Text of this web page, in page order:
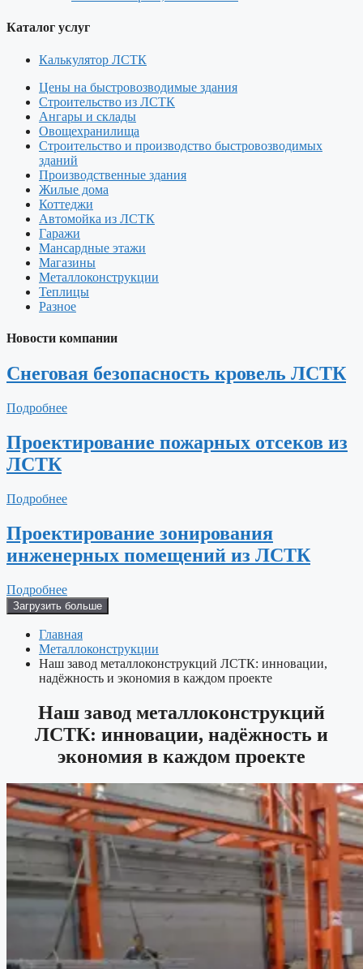
Каталог услуг
Калькулятор ЛСТК
Цены на быстровозводимые здания
Строительство из ЛСТК
Ангары и склады
Овощехранилища
Строительство и производство быстровозводимых
зданий
Производственные здания
Жилые дома
Коттеджи
Автомойка из ЛСТК
Гаражи
Мансардные этажи
Магазины
Металлоконструкции
Теплицы
Разное
Новости компании
Снеговая безопасность кровель ЛСТК
Подробнее
Проектирование пожарных отсеков из
ЛСТК
Подробнее
Проектирование зонирования
инженерных помещений из ЛСТК
Подробнее
Загрузить больше
Главная
Металлоконструкции
Наш завод металлоконструкций ЛСТК: инновации,
надёжность и экономия в каждом проекте
Наш завод металлоконструкций
ЛСТК: инновации, надёжность и
экономия в каждом проекте